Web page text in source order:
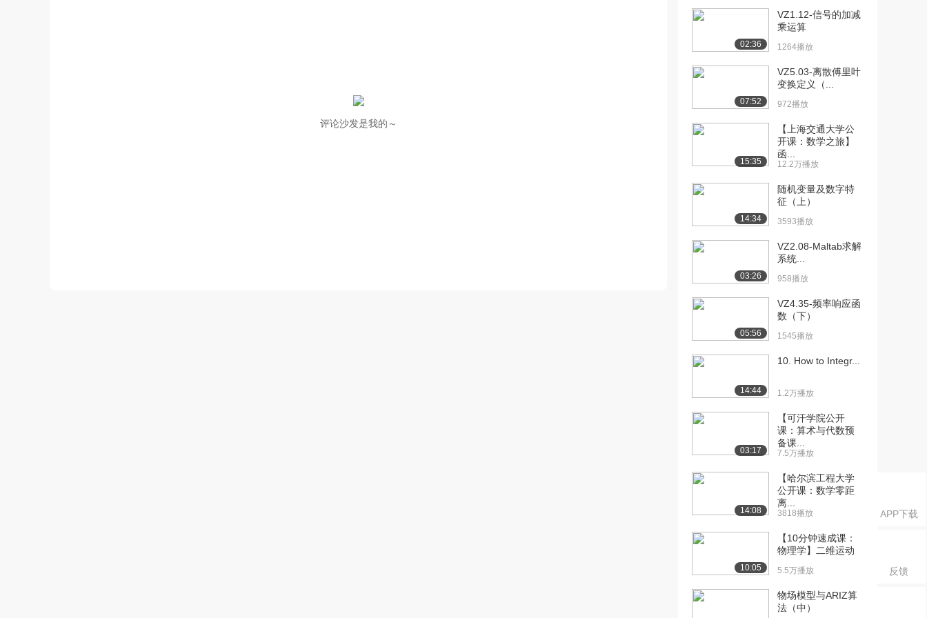
APP下载
反馈
评论沙发是我的～
[10] VZ3.06-斐波那契
1252播放
04:18
[11] VZ3.07-简单空运控制
03:22
[12] VZ3.08- RC取样输入
07:47
[13] VZ3.09- Matlab求解
03:17
[14] VZ3.10-离散信号表示 03:52
[15] VZ3.11-单位脉冲序列
1055播放
[16] VZ3.12-单位阶跃序列
（上）
[18] VZ3.13-单位脉冲响应
的定义和...
07:18
[19] VZ3.13-单位脉冲响应
的定义和...
796播放
07:26
[20] VZ3.14-单位阶跃响应
07:58
[21] VZ3.15-单位阶跃响应
07:48
02:36
VZ1.12-信号的加减
乘运算
1264播放
07:52
VZ5.03-离散傅里叶
变换定义（...
972播放
15:35
【上海交通大学公
开课：数学之旅】
函...
12.2万播放
14:34
随机变量及数字特
征（上）
3593播放
03:26
VZ2.08-Maltab求解
系统...
958播放
05:56
VZ4.35-频率响应函
数（下）
1545播放
14:44
10. How to Integr...
1.2万播放
03:17
【可汗学院公开
课：算术与代数预
备课...
7.5万播放
14:08
【哈尔滨工程大学
公开课：数学零距
离...
3818播放
10:05
【10分钟速成课：
物理学】二维运动
5.5万播放
物场模型与ARIZ算
法（中）